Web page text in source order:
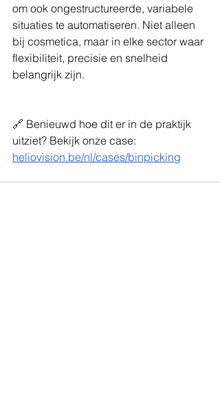
om ook ongestructureerde, variabele
situaties te automatiseren. Niet alleen
bij cosmetica, maar in elke sector waar
flexibiliteit, precisie en snelheid
belangrijk zijn.
🔗 Benieuwd hoe dit er in de praktijk
uitziet? Bekijk onze case:
heliovision.be/nl/cases/binpicking